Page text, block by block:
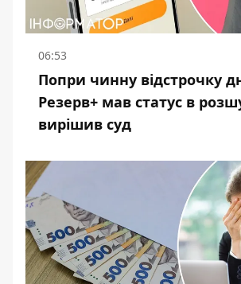
06:53
Попри чинну відстрочку
Резерв+ мав статус в
вирішив суд